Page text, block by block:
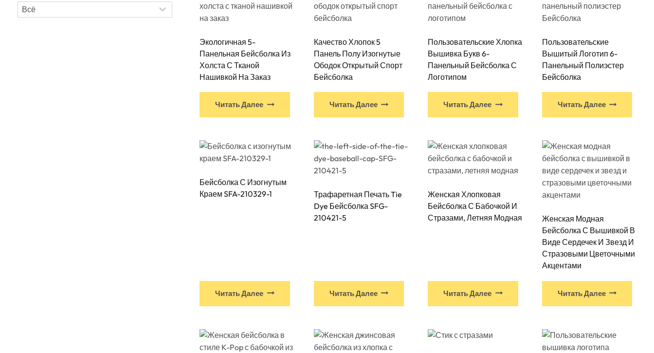
Экологичная 5-
Панельная Бейсболка Из
Холста С Тканой
Нашивкой На Заказ
Читать Далее
Качество Хлопок 5
Панель Полу Изогнутые
Ободок Открытый Спорт
Бейсболка
Читать Далее
Пользовательские Хлопка
Вышивка Букв 6-
Панельный Бейсболка С
Логотипом
Читать Далее
Пользовательские
Вышитый Логотип 6-
Панельный Полиэстер
Бейсболка
Читать Далее
Бейсболка С Изогнутым
Краем SFA-210329-1
Читать Далее
несколько
вариантов.
Трафаретная Печать Tie
Dye Бейсболка SFG-
210421-5
Читать Далее
несколько
Женская Хлопковая
Бейсболка С Бабочкой И
Стразами, Летняя Модная
Читать Далее
Женская Модная
Бейсболка С Вышивкой В
Виде Сердечек И Звезд И
Стразовыми Цветочными
Акцентами
Читать Далее